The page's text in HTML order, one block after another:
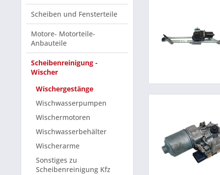
Scheiben und Fensterteile
Motore- Motorteile-
Anbauteile
Scheibenreinigung -
Wischer
Wischergestänge
Wischwasserpumpen
Wischermotoren
Wischwasserbehälter
Wischerarme
Sonstiges zu
Scheibenreinigung Kfz